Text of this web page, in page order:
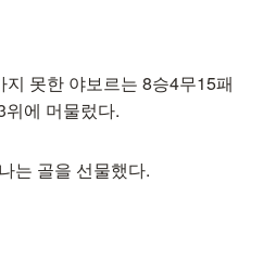
못한 야보르는 8승4무15패
에 머물렀다.
는 골을 선물했다.